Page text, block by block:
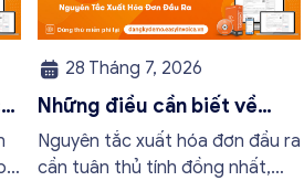
28 Tháng 7, 2026
Những điều cần biết về
nguyên tắc xuất hóa đơn
đầu ra
Nguyên tắc xuất hóa đơn đầu ra
cần tuân thủ tính đồng nhất,